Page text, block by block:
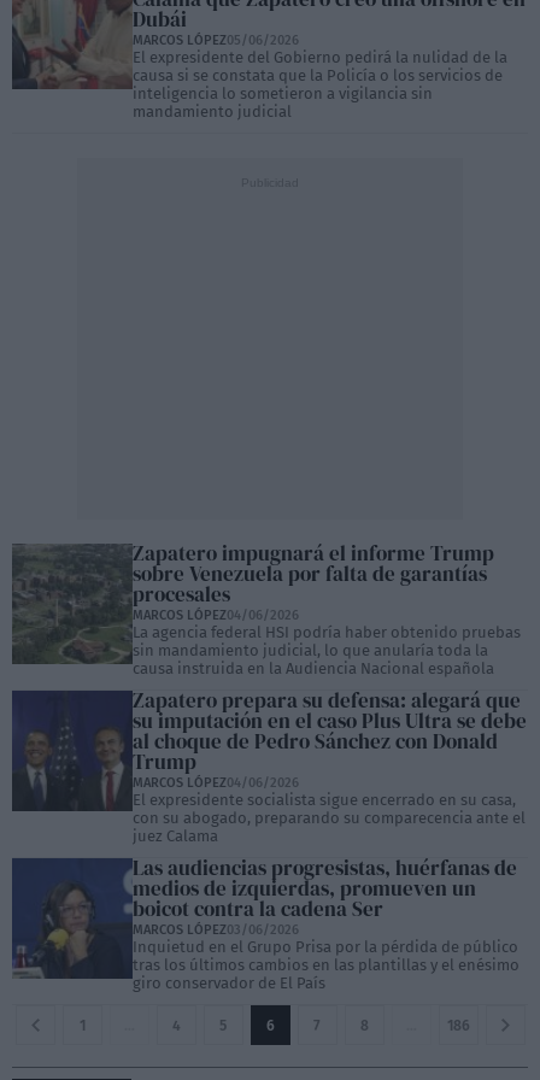
Dubái
MARCOS LÓPEZ05/06/2026
El expresidente del Gobierno pedirá la nulidad de la
causa si se constata que la Policía o los servicios de
inteligencia lo sometieron a vigilancia sin
mandamiento judicial
Zapatero impugnará el informe Trump
sobre Venezuela por falta de garantías
procesales
MARCOS LÓPEZ04/06/2026
La agencia federal HSI podría haber obtenido pruebas
sin mandamiento judicial, lo que anularía toda la
causa instruida en la Audiencia Nacional española
Zapatero prepara su defensa: alegará que
su imputación en el caso Plus Ultra se debe
al choque de Pedro Sánchez con Donald
Trump
MARCOS LÓPEZ04/06/2026
El expresidente socialista sigue encerrado en su casa,
con su abogado, preparando su comparecencia ante el
juez Calama
Las audiencias progresistas, huérfanas de
medios de izquierdas, promueven un
boicot contra la cadena Ser
MARCOS LÓPEZ03/06/2026
Inquietud en el Grupo Prisa por la pérdida de público
tras los últimos cambios en las plantillas y el enésimo
giro conservador de El País
1 4 5 6 7 8 186